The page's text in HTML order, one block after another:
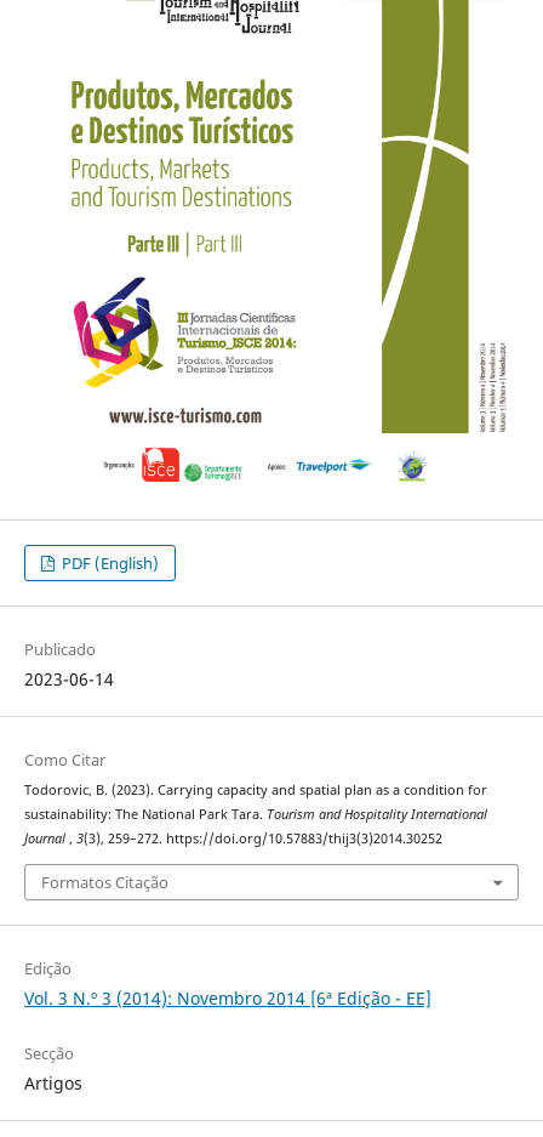
PDF (English)
Publicado
2023-06-14
Como Citar
Todorovic, B. (2023). Carrying capacity and spatial plan as a condition for
sustainability: The National Park Tara. Tourism and Hospitality International
Journal , 3(3), 259–272. https://doi.org/10.57883/thij3(3)2014.30252
Formatos Citação
Edição
Vol. 3 N.º 3 (2014): Novembro 2014 [6ª Edição - EE]
Secção
Artigos